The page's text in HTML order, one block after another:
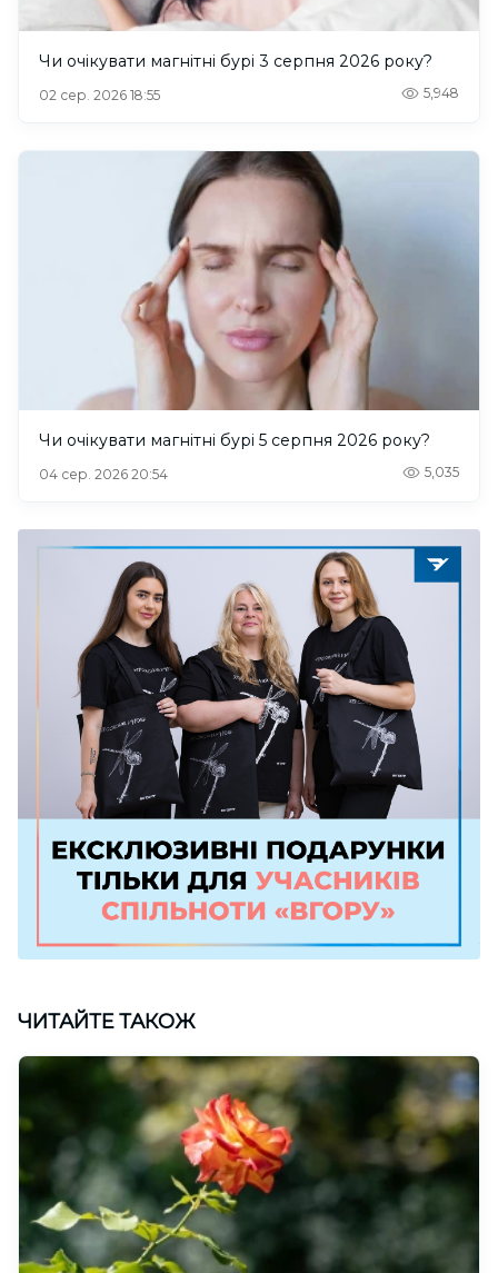
Чи очікувати магнітні бурі 3 серпня 2026 року?
02 сер. 2026 18:55 5,948
Чи очікувати магнітні бурі 5 серпня 2026 року?
04 сер. 2026 20:54 5,035
ЧИТАЙТЕ ТАКОЖ